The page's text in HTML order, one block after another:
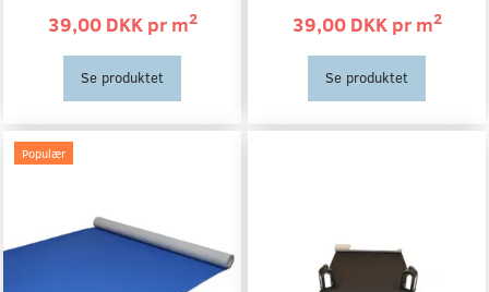
39,00 DKK prm2
Se produktet
39,00 DKK prm2
Se produktet
Populær